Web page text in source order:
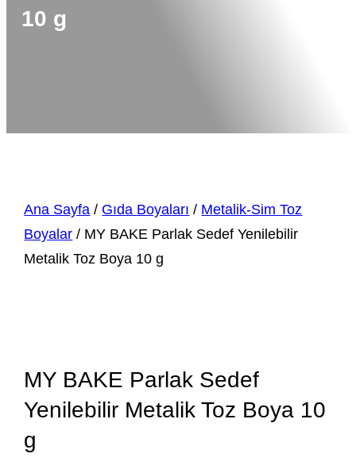
10 g
Ana Sayfa / Gıda Boyaları / Metalik-Sim Toz
Boyalar / MY BAKE Parlak Sedef Yenilebilir
Metalik Toz Boya 10 g
MY BAKE Parlak Sedef
Yenilebilir Metalik Toz Boya 10
g